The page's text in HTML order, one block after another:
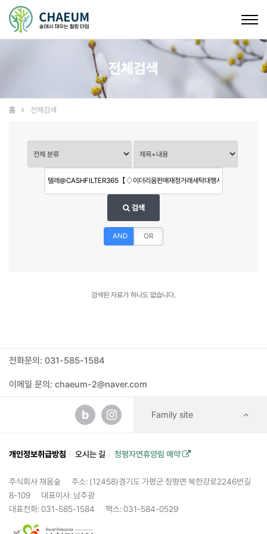
전체검색
홈 전체검색
검색
AND OR
검색된 자료가 하나도 없습니다.
전화문의: 031-585-1584
이메일 문의: chaeum-2@naver.com
b Family site
개인정보취급방침 오시는 길 청평자연휴양림 예약
주식회사 채움숲
주소: (12458)경기도 가평군 청평면 북한강로2246번길
8-109
대표이사: 남주광
대표전화: 031-585-1584
팩스: 031-584-0529